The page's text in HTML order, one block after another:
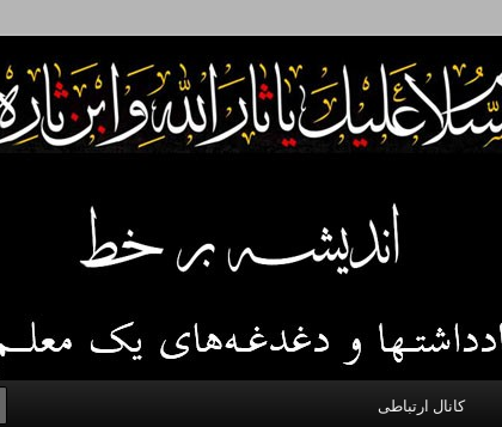
کانال ارتباطی